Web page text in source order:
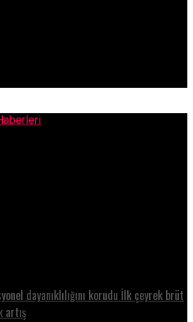
dayanıklılığını korudu İlk çeyrek brüt
artış